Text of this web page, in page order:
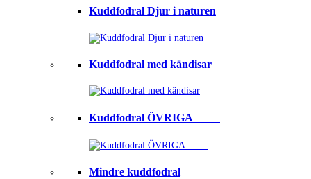
Kuddfodral Djur i naturen
Kuddfodral med kändisar
Kuddfodral ÖVRIGA ⠀⠀⠀
Mindre kuddfodral